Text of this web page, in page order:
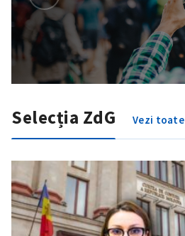
Selecția ZdG Vezi toate